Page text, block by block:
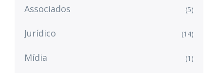
Associados (5)
Jurídico (14)
Mídia (1)